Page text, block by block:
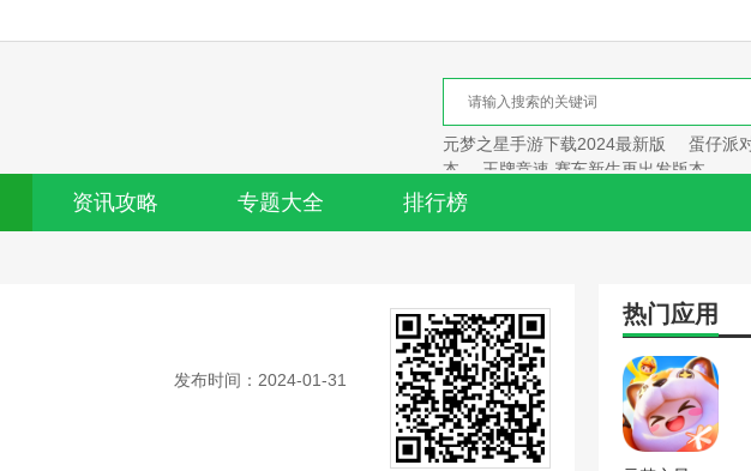
元梦之星手游下载2024最新版
蛋仔派
本
王牌竞速 赛车新生再出发版本
资讯攻略 专题大全 排行榜
发布时间：2024-01-31
热门应用